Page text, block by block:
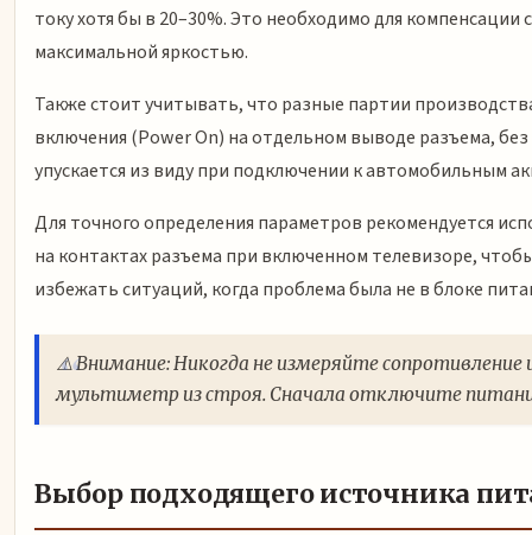
току хотя бы в 20–30%. Это необходимо для
максимальной яркостью.
Также стоит учитывать, что разные партии
включения (Power On) на отдельном выводе разъема,
упускается из виду при подключении к автомобильным
Для точного определения параметров рекомендуется
на контактах разъема при включенном телевизоре,
избежать ситуаций, когда проблема была не в блоке
⚠️ Внимание: Никогда не измеряйте
мультиметр из строя. Сначала отключите
Выбор подходящего источника